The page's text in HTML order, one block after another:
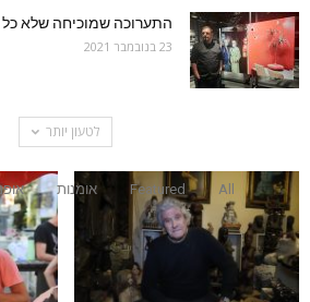
התערוכה שמוכיחה שלא כל
23 בנובמבר 2021
לטעון יותר
All
Featured אומנות